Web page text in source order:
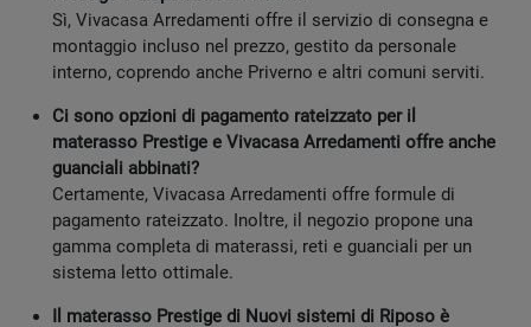
Sì, Vivacasa Arredamenti offre il servizio di consegna e
montaggio incluso nel prezzo, gestito da personale
interno, coprendo anche Priverno e altri comuni serviti.
Ci sono opzioni di pagamento rateizzato per il
materasso Prestige e Vivacasa Arredamenti offre anche
guanciali abbinati?
Certamente, Vivacasa Arredamenti offre formule di
pagamento rateizzato. Inoltre, il negozio propone una
gamma completa di materassi, reti e guanciali per un
sistema letto ottimale.
Il materasso Prestige di Nuovi sistemi di Riposo è